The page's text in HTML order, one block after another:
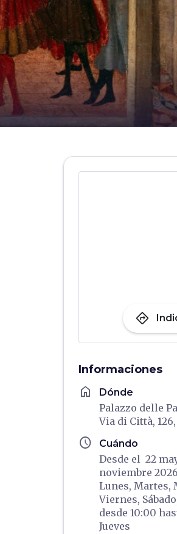
directions
Informaciones
home Dónde
Palazzo delle
Via di Città,
schedule Cuándo
Desde el 22
noviembre 2026
Lunes, Martes,
Viernes,
desde 10:00
Jueves